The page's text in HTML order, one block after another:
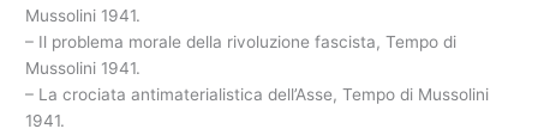
Mussolini 1941.
– Il problema morale della rivoluzione fascista, Tempo di
Mussolini 1941.
– La crociata antimaterialistica dell’Asse, Tempo di Mussolini
1941.